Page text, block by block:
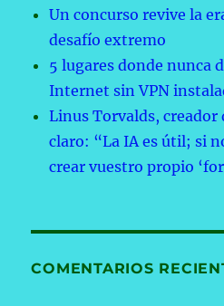
Un concurso revive la
desafío extremo
5 lugares donde nunca
Internet sin VPN
Linus Torvalds, creador
claro: “La IA es útil; si
crear vuestro propio
COMENTARIOS